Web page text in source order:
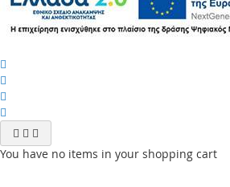
You have no items in your shopping cart